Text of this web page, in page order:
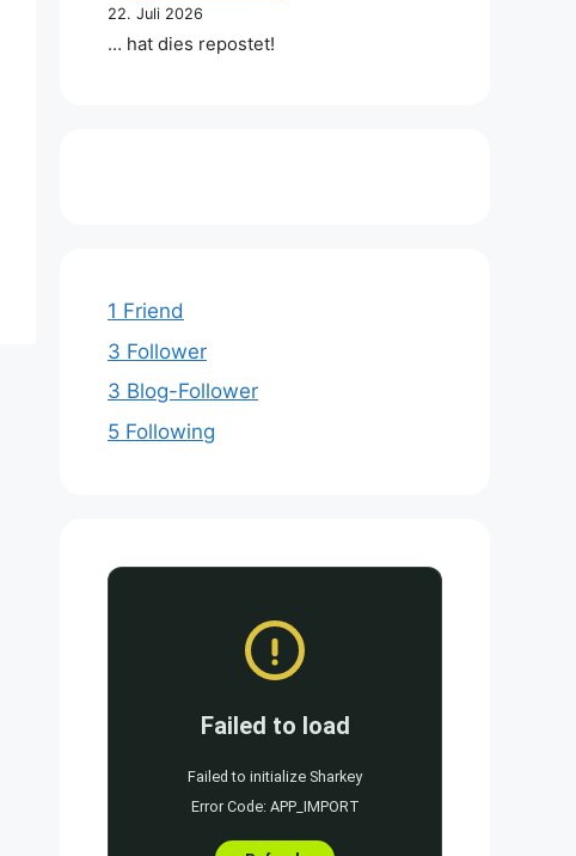
22. Juli 2026
… hat dies repostet!
1 Friend
3 Follower
3 Blog-Follower
5 Following